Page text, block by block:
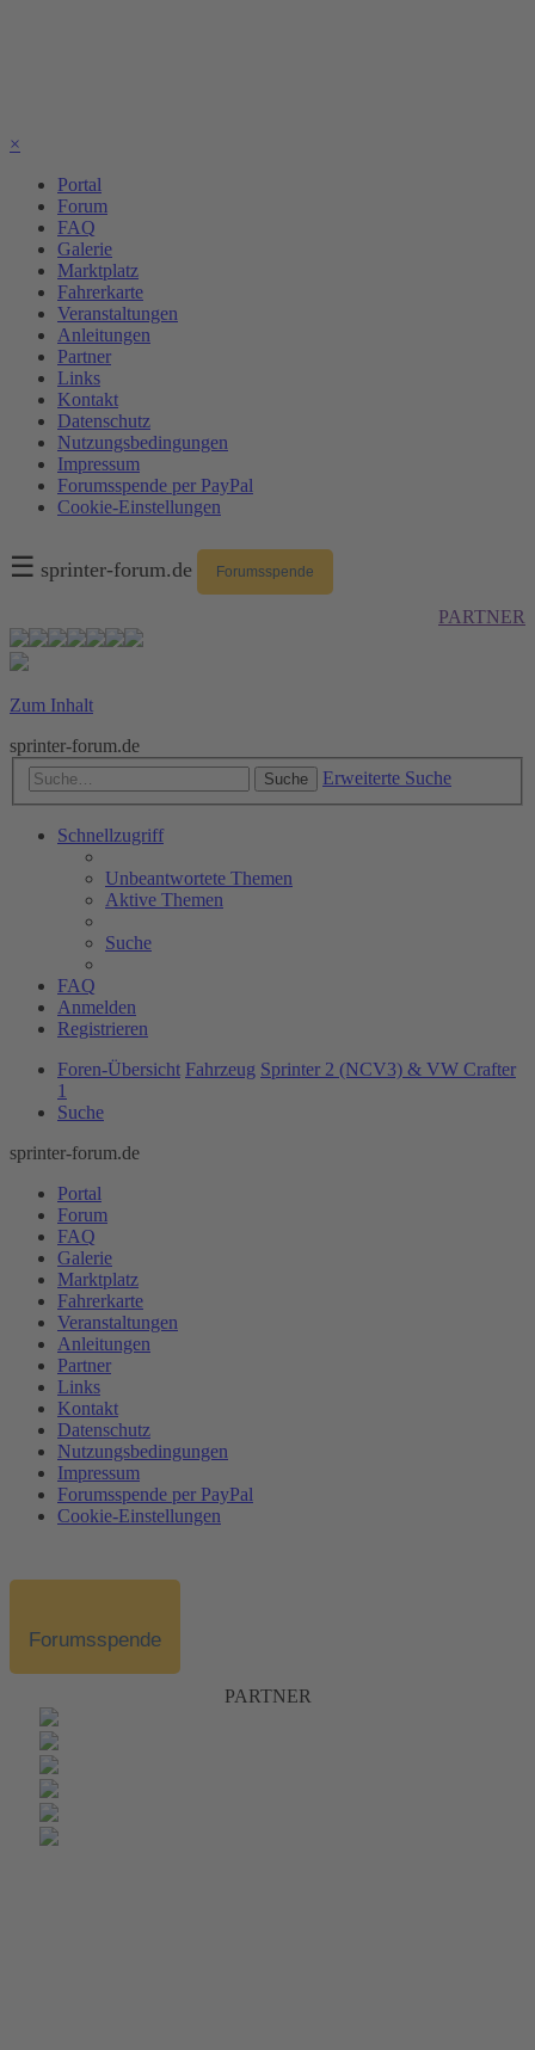
×
Portal
Forum
FAQ
Galerie
Marktplatz
Fahrerkarte
Veranstaltungen
Anleitungen
Partner
Links
Kontakt
Datenschutz
Nutzungsbedingungen
Impressum
Forumsspende per PayPal
Cookie-Einstellungen
☰ sprinter-forum.de Forumsspende
PARTNER
Zum Inhalt
sprinter-forum.de
Suche Erweiterte Suche
Schnellzugriff
Unbeantwortete Themen
Aktive Themen
Suche
FAQ
Anmelden
Registrieren
Foren-Übersicht Fahrzeug Sprinter 2 (NCV3) & VW Crafter
1
Suche
sprinter-forum.de
Portal
Forum
FAQ
Galerie
Marktplatz
Fahrerkarte
Veranstaltungen
Anleitungen
Partner
Links
Kontakt
Datenschutz
Nutzungsbedingungen
Impressum
Forumsspende per PayPal
Cookie-Einstellungen
Forumsspende
PARTNER